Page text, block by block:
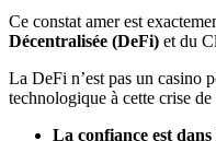
Ce constat amer est
Décentralisée (DeFi) et du
La DeFi n’est pas un casino
technologique à cette crise
La confiance est dans